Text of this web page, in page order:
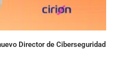
Director de Ciberseguridad